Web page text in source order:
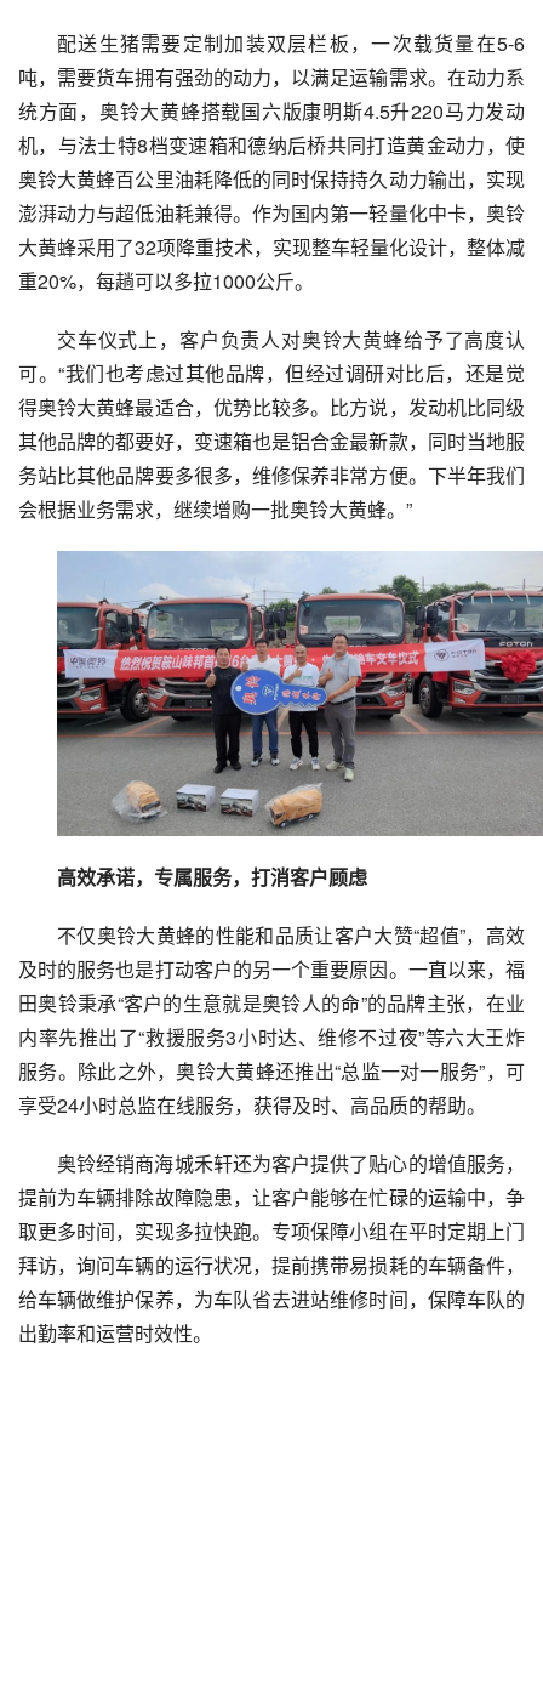
配送生猪需要定制加装双层栏板，一次载货量在5-6
吨，需要货车拥有强劲的动力，以满足运输需求。在动力系
统方面，奥铃大黄蜂搭载国六版康明斯4.5升220马力发动
机，与法士特8档变速箱和德纳后桥共同打造黄金动力，使
奥铃大黄蜂百公里油耗降低的同时保持持久动力输出，实现
澎湃动力与超低油耗兼得。作为国内第一轻量化中卡，奥铃
大黄蜂采用了32项降重技术，实现整车轻量化设计，整体减
重20%，每趟可以多拉1000公斤。
交车仪式上，客户负责人对奥铃大黄蜂给予了高度认
可。“我们也考虑过其他品牌，但经过调研对比后，还是觉
得奥铃大黄蜂最适合，优势比较多。比方说，发动机比同级
其他品牌的都要好，变速箱也是铝合金最新款，同时当地服
务站比其他品牌要多很多，维修保养非常方便。下半年我们
会根据业务需求，继续增购一批奥铃大黄蜂。”
高效承诺，专属服务，打消客户顾虑
不仅奥铃大黄蜂的性能和品质让客户大赞“超值”，高效
及时的服务也是打动客户的另一个重要原因。一直以来，福
田奥铃秉承“客户的生意就是奥铃人的命”的品牌主张，在业
内率先推出了“救援服务3小时达、维修不过夜”等六大王炸
服务。除此之外，奥铃大黄蜂还推出“总监一对一服务”，可
享受24小时总监在线服务，获得及时、高品质的帮助。
奥铃经销商海城禾轩还为客户提供了贴心的增值服务，
提前为车辆排除故障隐患，让客户能够在忙碌的运输中，争
取更多时间，实现多拉快跑。专项保障小组在平时定期上门
拜访，询问车辆的运行状况，提前携带易损耗的车辆备件，
给车辆做维护保养，为车队省去进站维修时间，保障车队的
出勤率和运营时效性。